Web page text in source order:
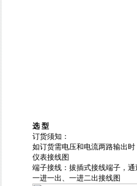
选 型
订货须知：
如订货需电压和电流两路输出
仪表接线图
端子接线：拔插式接线端子，
一进一出、一进二出接线图